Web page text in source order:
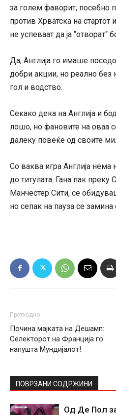
за голем фаворит, посебно
против Хрватска на стартот
не успеваат да ја “отворат“
Да, Англија го имаше
добри акции, но реално без
гол и водство.
Секако дека на Англија и
лошо, но фановите на оваа
далеку повеќе од своите
Со ваква игра Англија
до титулата. Гана пак
Манчестер Сити, се
но сепак на пауза се замина
Претходно
Почина мајката на Дешамп:
Селекторот на Франција го
напушта Мундијалот!
ПОВРЗАНИ СОДРЖИНИ
Од Де Пол